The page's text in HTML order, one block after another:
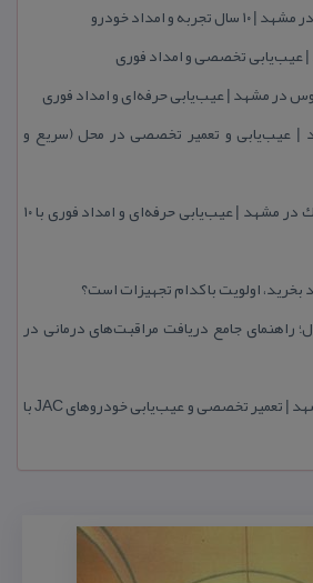
و امداد خودرو
| عیب‌یابی تخصصی و امداد فوری
در مشهد | عیب‌یابی حرفه‌ای و امداد فوری
| عیب‌یابی و تعمیر تخصصی در محل (سریع و
تعمیرگاه تخصصی كوییك در مشهد | عیب‌یابی حرفه‌ای و امداد فوری با ۱۰
راهنمای جامع دریافت مراقبت‌های درمانی در
امداد خودرو جك در مشهد | تعمیر تخصصی و عیب‌یابی خودروهای JAC با